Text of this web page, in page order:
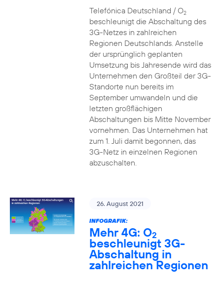
Telefónica Deutschland / O2
beschleunigt die Abschaltung des
3G-Netzes in zahlreichen
Regionen Deutschlands. Anstelle
der ursprünglich geplanten
Umsetzung bis Jahresende wird das
Unternehmen den Großteil der 3G-
Standorte nun bereits im
September umwandeln und die
letzten großflächigen
Abschaltungen bis Mitte November
vornehmen. Das Unternehmen hat
zum 1. Juli damit begonnen, das
3G-Netz in einzelnen Regionen
abzuschalten.
26. August 2021
INFOGRAFIK:
Mehr 4G: O2
beschleunigt 3G-
Abschaltung in
zahlreichen Regionen